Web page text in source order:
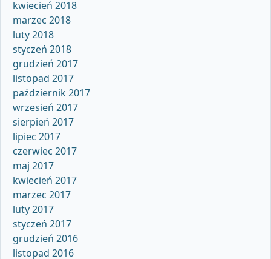
kwiecień 2018
marzec 2018
luty 2018
styczeń 2018
grudzień 2017
listopad 2017
październik 2017
wrzesień 2017
sierpień 2017
lipiec 2017
czerwiec 2017
maj 2017
kwiecień 2017
marzec 2017
luty 2017
styczeń 2017
grudzień 2016
listopad 2016